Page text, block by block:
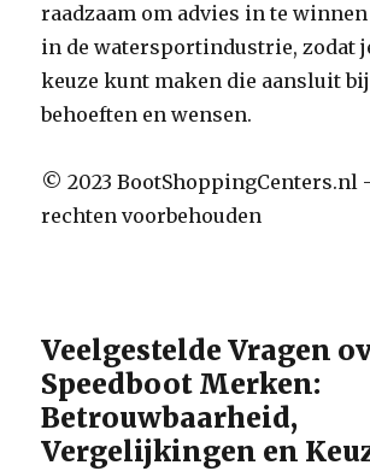
raadzaam om advies in te
in de watersportindustrie, zodat
keuze kunt maken die aansluit
behoeften en wensen.
© 2023 BootShoppingCenters.nl
rechten voorbehouden
Veelgestelde Vragen
Speedboot Merken:
Betrouwbaarheid,
Vergelijkingen en